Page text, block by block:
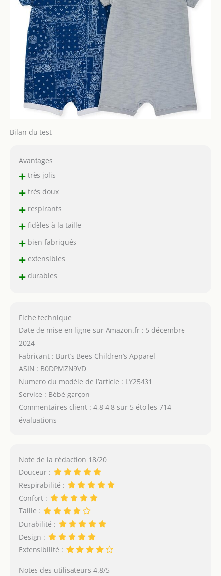
Bilan du test
Avantages
+très jolis
+très doux
+respirants
+fidèles à la taille
+bien fabriqués
+extensibles
+durables
Fiche technique
Date de mise en ligne sur Amazon.fr : 5 décembre
2024
Fabricant : Burt’s Bees Children’s Apparel
ASIN : B0DPMZN9VD
Numéro du modèle de l’article : LY25431
Service : Bébé garçon
Commentaires client : 4,8 4,8 sur 5 étoiles 714
évaluations
Note de la rédaction 18/20
Douceur :
Respirabilité :
Confort :
Taille :
Durabilité :
Design :
Extensibilité :
Notes des utilisateurs 4.8/5